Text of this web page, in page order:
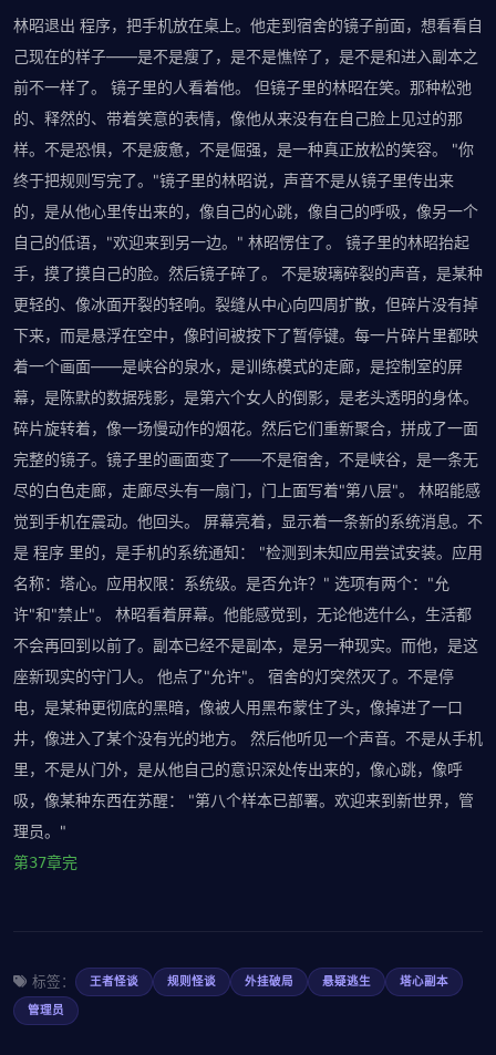
林昭退出 程序，把手机放在桌上。他走到宿舍的镜子前面，想看看自
己现在的样子——是不是瘦了，是不是憔悴了，是不是和进入副本之
前不一样了。 镜子里的人看着他。 但镜子里的林昭在笑。那种松弛
的、释然的、带着笑意的表情，像他从来没有在自己脸上见过的那
样。不是恐惧，不是疲惫，不是倔强，是一种真正放松的笑容。 "你
终于把规则写完了。"镜子里的林昭说，声音不是从镜子里传出来
的，是从他心里传出来的，像自己的心跳，像自己的呼吸，像另一个
自己的低语，"欢迎来到另一边。" 林昭愣住了。 镜子里的林昭抬起
手，摸了摸自己的脸。然后镜子碎了。 不是玻璃碎裂的声音，是某种
更轻的、像冰面开裂的轻响。裂缝从中心向四周扩散，但碎片没有掉
下来，而是悬浮在空中，像时间被按下了暂停键。每一片碎片里都映
着一个画面——是峡谷的泉水，是训练模式的走廊，是控制室的屏
幕，是陈默的数据残影，是第六个女人的倒影，是老头透明的身体。
碎片旋转着，像一场慢动作的烟花。然后它们重新聚合，拼成了一面
完整的镜子。镜子里的画面变了——不是宿舍，不是峡谷，是一条无
尽的白色走廊，走廊尽头有一扇门，门上面写着"第八层"。 林昭能感
觉到手机在震动。他回头。 屏幕亮着，显示着一条新的系统消息。不
是 程序 里的，是手机的系统通知： "检测到未知应用尝试安装。应用
名称：塔心。应用权限：系统级。是否允许？" 选项有两个："允
许"和"禁止"。 林昭看着屏幕。他能感觉到，无论他选什么，生活都
不会再回到以前了。副本已经不是副本，是另一种现实。而他，是这
座新现实的守门人。 他点了"允许"。 宿舍的灯突然灭了。不是停
电，是某种更彻底的黑暗，像被人用黑布蒙住了头，像掉进了一口
井，像进入了某个没有光的地方。 然后他听见一个声音。不是从手机
里，不是从门外，是从他自己的意识深处传出来的，像心跳，像呼
吸，像某种东西在苏醒： "第八个样本已部署。欢迎来到新世界，管
理员。"
第37章完
标签： 王者怪谈 规则怪谈 外挂破局 悬疑逃生
塔心副本
管理员